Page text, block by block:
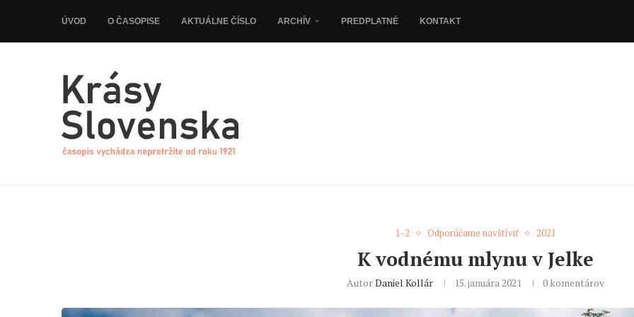
ÚVOD O ČASOPISE AKTUÁLNE ČÍSLO ARCHÍV PREDPLATNÉ KONTAKT
1-2 Odporúčame navštíviť 2021
K vodnému mlynu v Jelke
AutorDaniel Kollár 15. januára 2021 0 komentárov